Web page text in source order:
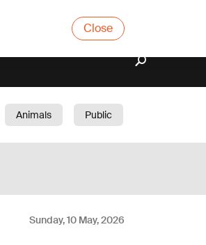
Close
Animals
Public
Sunday, 10 May, 2026